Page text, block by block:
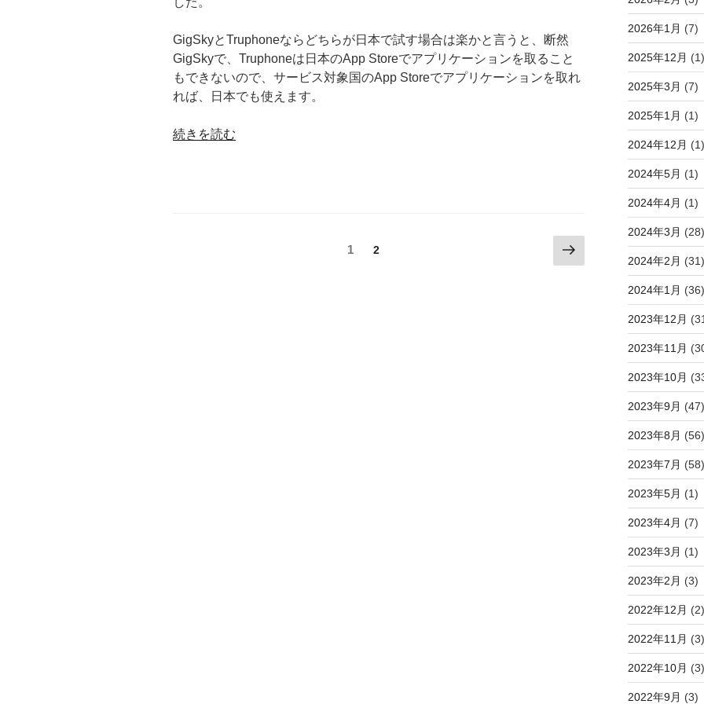
の
GigSkyとTruphoneならどちらが日本で試す場合は楽かと言うと、断然
GigSkyで、Truphoneは日本のApp Storeでアプリケーションを取ること
もできないので、サービス対象国のApp Storeでアプリケーションを取れ
れば、日本でも使えます。
“GigSky
続きを読む
固
1
固
2
次
の
2026年1月 (7)
2025年12月 (1)
2025年3月 (7)
2025年1月 (1)
2024年12月 (1)
2024年5月 (1)
2024年4月 (1)
2024年3月 (28)
2024年2月 (31)
2024年1月 (36)
2023年12月
2023年11月
2023年10月
2023年9月 (47)
2023年8月 (56)
2023年7月 (58)
2023年5月 (1)
2023年4月 (7)
2023年3月 (1)
2023年2月 (3)
2022年12月 (2)
2022年11月 (3)
2022年10月 (3)
2022年9月 (3)